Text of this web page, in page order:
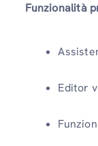
Funzionalità
Editor